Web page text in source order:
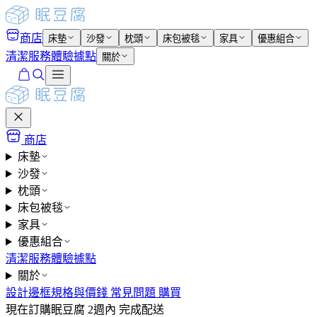
商店 床墊 沙發 枕頭 床包被毯 家具 優惠組合
清潔服務體驗據點 關於
商店
床墊
沙發
枕頭
床包被毯
家具
優惠組合
清潔服務體驗據點
關於
設計邊框規格與價錢 常見問題 購買
現在訂購眠豆腐 2週內 完成配送